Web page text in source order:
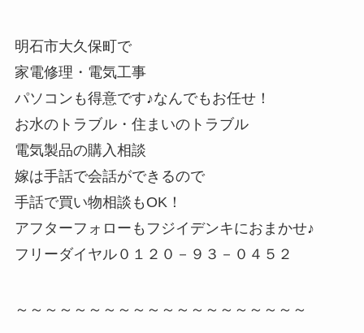
明石市大久保町で
家電修理・電気工事
パソコンも得意です♪なんでもお任せ！
お水のトラブル・住まいのトラブル
電気製品の購入相談
嫁は手話で会話ができるので
手話で買い物相談もOK！
アフターフォローもフジイデンキにおまかせ♪
フリーダイヤル０１２０－９３－０４５２
～～～～～～～～～～～～～～～～～～～～